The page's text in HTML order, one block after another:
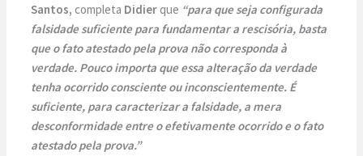
Santos, completa Didierque “para que seja configurada
falsidade suficiente para fundamentar a rescisória, basta
que o fato atestado pela prova não corresponda à
verdade. Pouco importa que essa alteração da verdade
tenha ocorrido consciente ou inconscientemente. É
suficiente, para caracterizar a falsidade, a mera
desconformidade entre o efetivamente ocorrido e o fato
atestado pela prova.”